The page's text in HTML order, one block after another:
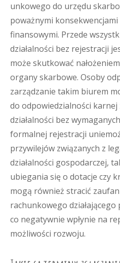
unkowego do urzędu
poważnymi
finansowymi. Przede
działalności bez rejestracji
może skutkować
organy skarbowe. Osoby
zarządzanie takim biurem
do odpowiedzialności karnej
działalności bez
formalnej rejestracji
przywilejów związanych z
działalności gospodarczej,
ubiegania się o dotacje czy
mogą również stracić
rachunkowego
co negatywnie wpłynie na
możliwości rozwoju.